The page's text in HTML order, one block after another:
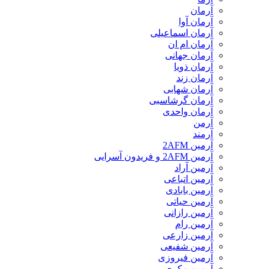
آرمان
آرمان آوا
آرمان اسماعیلی
آرمان ام ان
آرمان جهانی
آرمان ذویا
آرمان زند
آرمان شهابی
آرمان گرشاسبی
آرمان واحدی
آرمن
آرمند
آرمین 2AFM
آرمین 2AFM و فریدون آسرایی
آرمین آراد
آرمین اتباعی
آرمین بابادی
آرمین حیاتی
آرمین رازانی
آرمین رام
آرمین زارعی
آرمین شفیعی
آرمین فیروزی